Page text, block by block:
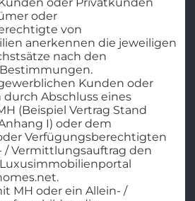
oder
von
anerkennen die jeweiligen
nach den
Kunden oder
Abschluss eines
(Beispiel Vertrag Stand
I) oder dem
Verfügungsberechtigten
/ Vermittlungsauftrag den
MH oder ein Allein- /